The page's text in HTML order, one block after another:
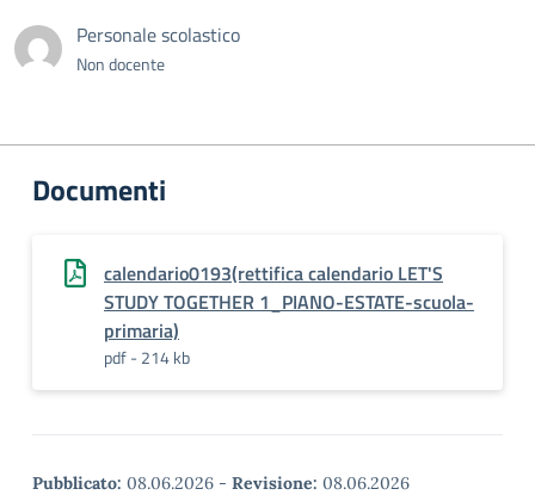
Personale scolastico
Non docente
Documenti
calendario0193(rettifica calendario LET'S
STUDY TOGETHER 1_PIANO-ESTATE-scuola-
primaria)
pdf - 214 kb
Pubblicato: 08.06.2026 - Revisione: 08.06.2026